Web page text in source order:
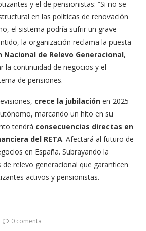
y el de pensionistas: “Si no se
en las políticas de renovación
el sistema podría sufrir un grave
la organización reclama la puesta
Nacional de Relevo Generacional,
la continuidad de negocios y el
de pensiones.
crece la jubilación en 2025
marcando un hito en su
tendrá consecuencias directas en
del RETA. Afectará al futuro de
en España. Subrayando la
relevo generacional que garanticen
activos y pensionistas.
0 comenta